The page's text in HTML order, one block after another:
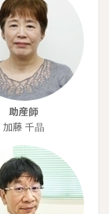
助産師
加藤 千晶